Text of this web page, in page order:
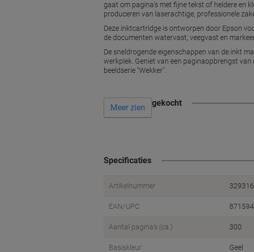
gaat om pagina's met fijne tekst of heldere en
produceren van laserachtige, professionele
Deze inktcartridge is ontworpen door Epson
de documenten watervast, veegvast en
De sneldrogende eigenschappen van de inkt
werkplek. Geniet van een paginaopbrengst
beeldserie "Wekker".
Vaak samen gekocht
Meer zien
Specificaties
Artikelnummer
EAN/UPC
Aantal pagina's (ca.) 300
Basiskleur Geel